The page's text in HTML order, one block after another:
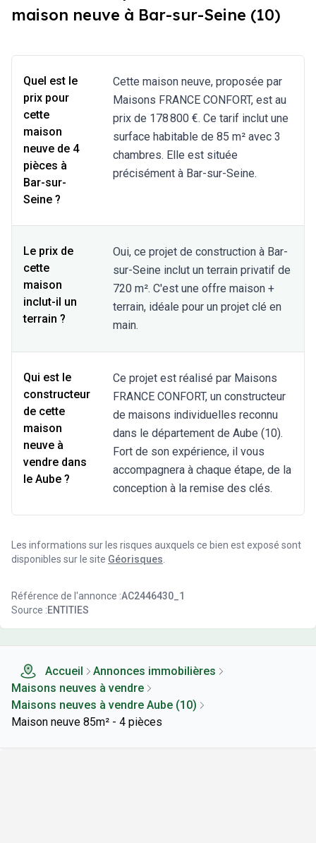
maison neuve à Bar-sur-Seine (10)
Quel est le
prix pour
cette
maison
neuve de 4
pièces à
Bar-sur-
Seine ?
Cette maison neuve, proposée par
Maisons FRANCE CONFORT, est au
prix de 178 800 €. Ce tarif inclut une
surface habitable de 85 m² avec 3
chambres. Elle est située
précisément à Bar-sur-Seine.
Le prix de
cette
maison
inclut-il un
terrain ?
Oui, ce projet de construction à Bar-
sur-Seine inclut un terrain privatif de
720 m². C'est une offre maison +
terrain, idéale pour un projet clé en
main.
Qui est le
constructeur
de cette
maison
neuve à
vendre dans
le Aube ?
Ce projet est réalisé par Maisons
FRANCE CONFORT, un constructeur
de maisons individuelles reconnu
dans le département de Aube (10).
Fort de son expérience, il vous
accompagnera à chaque étape, de la
conception à la remise des clés.
Les informations sur les risques auxquels ce bien est exposé sont
disponibles sur le site Géorisques
Référence de l'annonce :AC2446430_1
Source :ENTITIES
Accueil
Annonces immobilières
Maisons neuves à vendre
Maisons neuves à vendre Aube (10)
Maison neuve 85m² - 4 pièces